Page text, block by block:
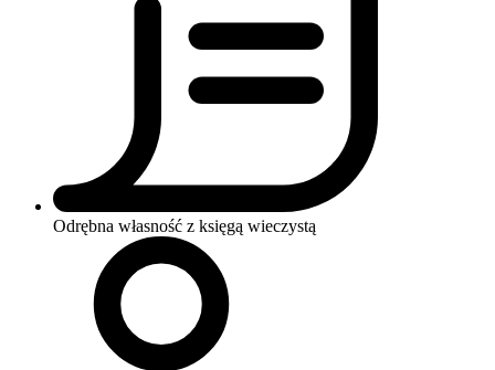
Odrębna własność z księgą wieczystą